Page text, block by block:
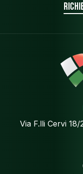
Via F.lli Cervi